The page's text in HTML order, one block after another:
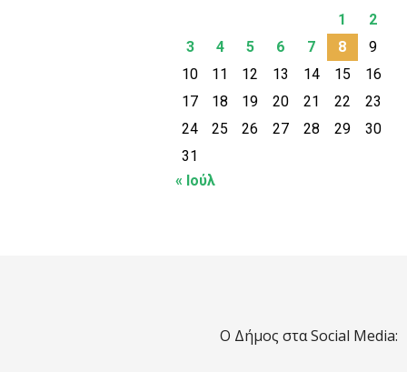
1
2
3
4 5 6 7 8
9
10
11 12 13 14 15
16
17
18 19 20 21 22
23
24
25 26 27 28 29
30
31
« Ιούλ
Ο Δήμος στα Social Media: